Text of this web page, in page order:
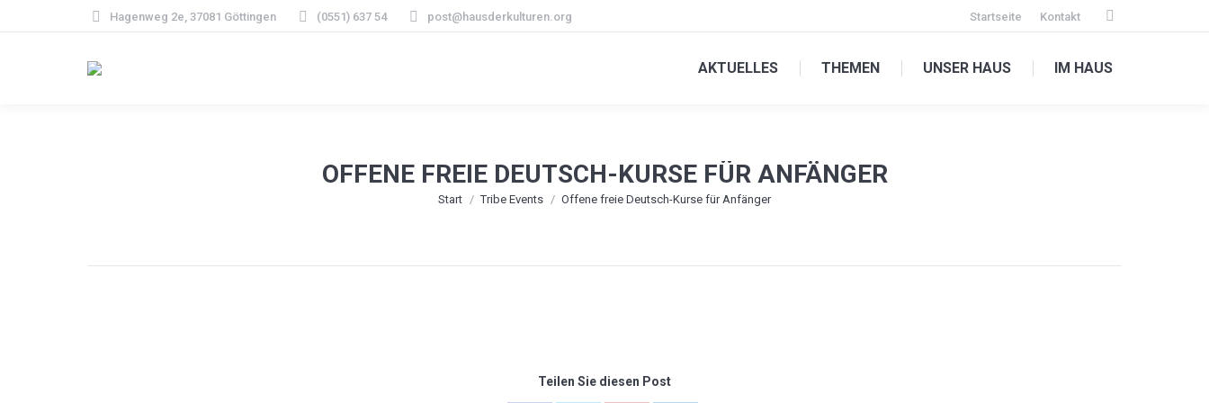
Hagenweg 2e, 37081 Göttingen (0551) 637 54 post@hausderkulturen.org Startseite Kontakt
Facebook
opens
AKTUELLES THEMEN UNSER HAUS IM HAUS
OFFENE FREIE DEUTSCH-KURSE FÜR ANFÄNGER
Sie befinden sich hier:
Start Tribe Events Offene freie Deutsch-Kurse für Anfänger
Teilen Sie diesen Post